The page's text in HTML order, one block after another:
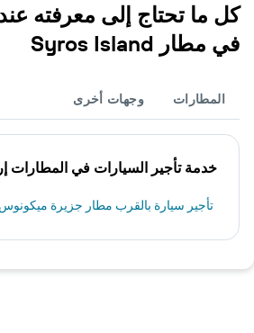
كل ما تحتاج إلى معرفته
في مطار Syros Island
المطارات وجهات أخرى
خدمة تأجير السيارات في المطارات
تأجير سيارة بالقرب مطار جزيرة ميكونوس